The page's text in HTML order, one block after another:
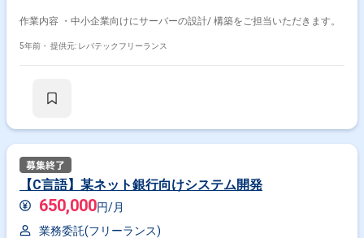
作業内容 ・中小企業向けにサーバーの設計/ 構築をご担当いただきます。
5年前・ 提供元: レバテックフリーランス
【C言語】某ネット銀行向けシステム開発
650,000円/月
業務委託(フリーランス)